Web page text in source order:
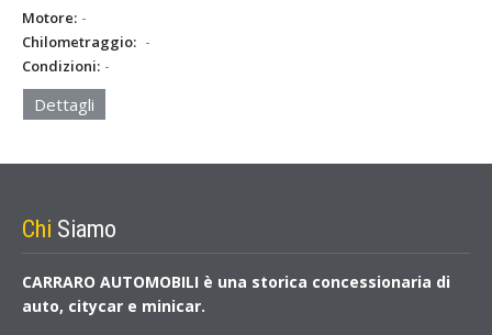
Motore: -
Chilometraggio: -
Condizioni: -
Dettagli
Chi Siamo
CARRARO AUTOMOBILI è una storica concessionaria di
auto, citycar e minicar.